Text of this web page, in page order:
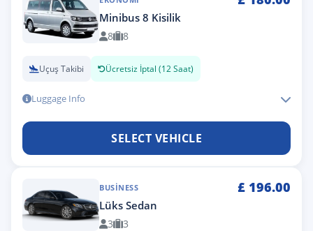
Minibus 8 Kisilik
8 8
Uçuş Takibi Ücretsiz İptal (12 Saat)
Luggage Info
SELECT VEHICLE
BUSINESS £ 196.00
Lüks Sedan
3 3